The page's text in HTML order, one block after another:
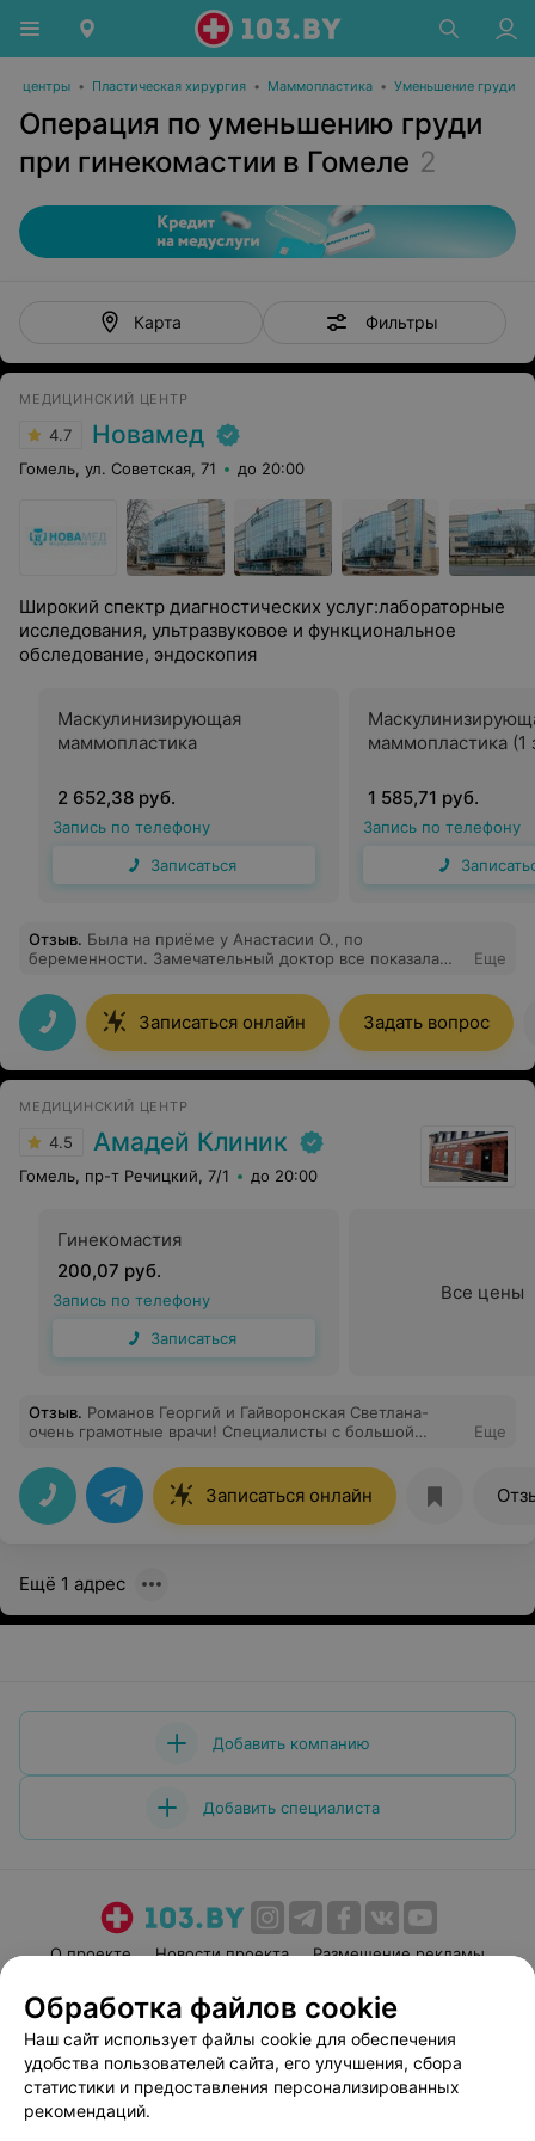
центры • Пластическая хирургия • Маммопластика • Уменьшение груди
Операция по уменьшению груди
при гинекомастии в Гомеле 2
Карта Фильтры
МЕДИЦИНСКИЙ ЦЕНТР
4.7 Новамед
Гомель, ул. Советская, 71 до 20:00
Широкий спектр диагностических услуг:лабораторные
исследования, ультразвуковое и функциональное
обследование, эндоскопия
Маскулинизирующая
маммопластика
2 652,38 руб.
Запись по телефону
Записаться
маммопластика (1
1 585,71 руб.
Запись по телефону
Отзыв. Была на приёме у Анастасии О., по
беременности. Замечательный доктор все показала
атмосфере
Еще
Записаться онлайн Задать вопрос
МЕДИЦИНСКИЙ ЦЕНТР
4.5 Амадей Клиник
Гомель, пр-т Речицкий, 7/1 до 20:00
Гинекомастия
200,07 руб.
Запись по телефону
Записаться
Все цены
Отзыв. Романов Георгий и Гайворонская Светлана-
очень грамотные врачи! Специалисты с большой
Еще
Записаться онлайн
Ещё 1 адрес
Добавить компанию
Добавить специалиста
О проекте Новости проекта
Размещение рекламы
Пользовательское соглашение
Способы оплаты
Вакансии
Партнеры
Написать руководителю 103.by
Обработка файлов cookie
Наш сайт использует файлы cookie для обеспечения
удобства пользователей сайта, его улучшения, сбора
статистики и предоставления персонализированных
рекомендаций.